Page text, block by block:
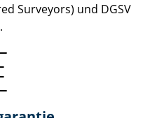
Surveyors) und DGSV